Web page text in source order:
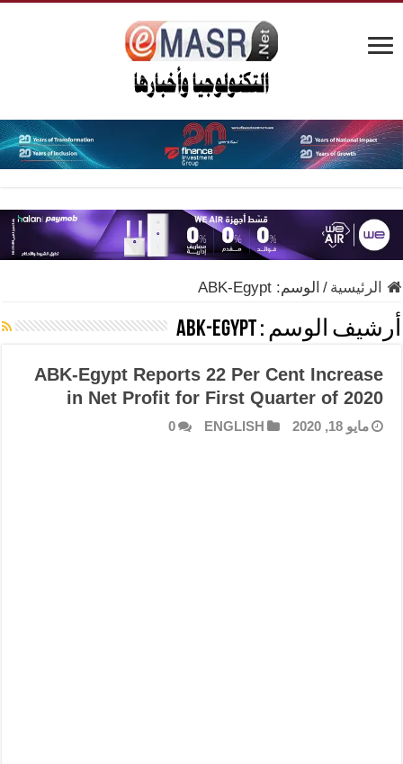
الرئيسية / الوسم:ABK-Egypt
أرشيف الوسم :ABK-Egypt
ABK-Egypt Reports 22 Per Cent Increase
in Net Profit for First Quarter of 2020
مايو 18, 2020 ENGLISH
0